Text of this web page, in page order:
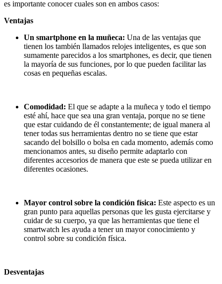
es importante conocer cuales son en ambos casos:
Ventajas
Un smartphone en la muñeca: Una de las ventajas que
tienen los también llamados relojes inteligentes, es que son
sumamente parecidos a los smartphones, es decir, que tienen
la mayoría de sus funciones, por lo que pueden facilitar las
cosas en pequeñas escalas.
Comodidad: El que se adapte a la muñeca y todo el tiempo
esté ahí, hace que sea una gran ventaja, porque no se tiene
que estar cuidando de él constantemente; de igual manera al
tener todas sus herramientas dentro no se tiene que estar
sacando del bolsillo o bolsa en cada momento, además como
mencionamos antes, su diseño permite adaptarlo con
diferentes accesorios de manera que este se pueda utilizar en
diferentes ocasiones.
Mayor control sobre la condición física: Este aspecto es un
gran punto para aquellas personas que les gusta ejercitarse y
cuidar de su cuerpo, ya que las herramientas que tiene el
smartwatch les ayuda a tener un mayor conocimiento y
control sobre su condición física.
Desventajas